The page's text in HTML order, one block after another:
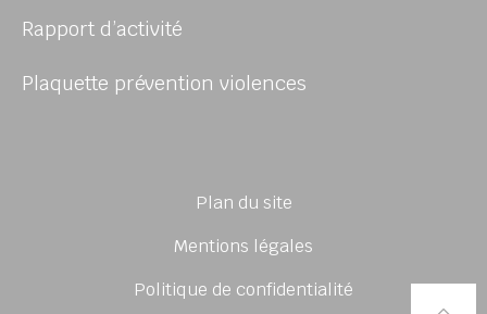
Rapport d’activité
Plaquette prévention violences
Plan du site
Mentions légales
Politique de confidentialité